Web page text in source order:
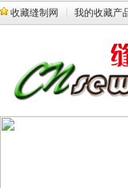
收藏缝制网 我的收藏产